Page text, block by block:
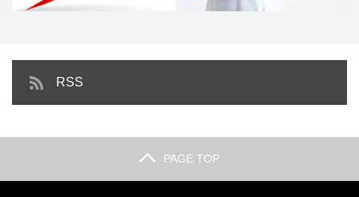
中古車でも大満足！人気のSUV総
RSS
PAGE TOP